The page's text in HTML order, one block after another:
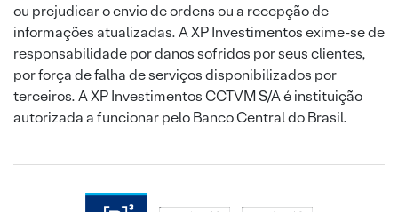
ou prejudicar o envio de ordens ou a recepção de
informações atualizadas. A XP Investimentos exime-se de
responsabilidade por danos sofridos por seus clientes,
por força de falha de serviços disponibilizados por
terceiros. A XP Investimentos CCTVM S/A é instituição
autorizada a funcionar pelo Banco Central do Brasil.